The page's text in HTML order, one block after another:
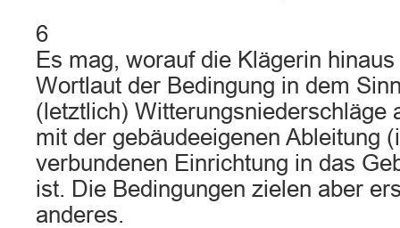
6
Es mag, worauf die Klägerin
Wortlaut der Bedingung in dem
(letztlich) Witterungsniederschläge
mit der gebäudeeigenen Ableitung
verbundenen Einrichtung in das
ist. Die Bedingungen zielen aber
anderes.